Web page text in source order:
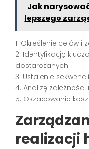
Jak
lepszego
1. Określenie celów i
2. Identyfikację
dostarczanych
3. Ustalenie
4. Analizę
5. Oszacowanie
realizacji